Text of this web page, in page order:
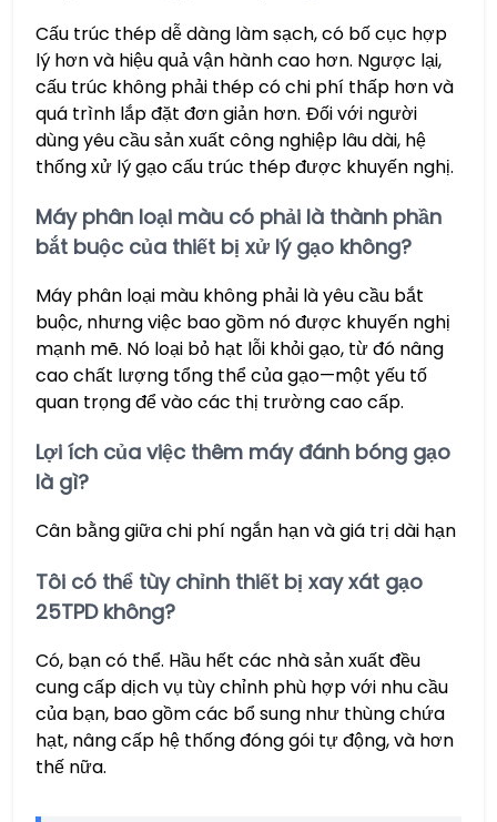
Cấu trúc thép dễ dàng làm sạch, có bố cục hợp
lý hơn và hiệu quả vận hành cao hơn. Ngược lại,
cấu trúc không phải thép có chi phí thấp hơn và
quá trình lắp đặt đơn giản hơn. Đối với người
dùng yêu cầu sản xuất công nghiệp lâu dài, hệ
thống xử lý gạo cấu trúc thép được khuyến nghị.
Máy phân loại màu có phải là thành phần
bắt buộc của thiết bị xử lý gạo không?
Máy phân loại màu không phải là yêu cầu bắt
buộc, nhưng việc bao gồm nó được khuyến nghị
mạnh mẽ. Nó loại bỏ hạt lỗi khỏi gạo, từ đó nâng
cao chất lượng tổng thể của gạo—một yếu tố
quan trọng để vào các thị trường cao cấp.
Lợi ích của việc thêm máy đánh bóng gạo
là gì?
Cân bằng giữa chi phí ngắn hạn và giá trị dài hạn
Tôi có thể tùy chỉnh thiết bị xay xát gạo
25TPD không?
Có, bạn có thể. Hầu hết các nhà sản xuất đều
cung cấp dịch vụ tùy chỉnh phù hợp với nhu cầu
của bạn, bao gồm các bổ sung như thùng chứa
hạt, nâng cấp hệ thống đóng gói tự động, và hơn
thế nữa.